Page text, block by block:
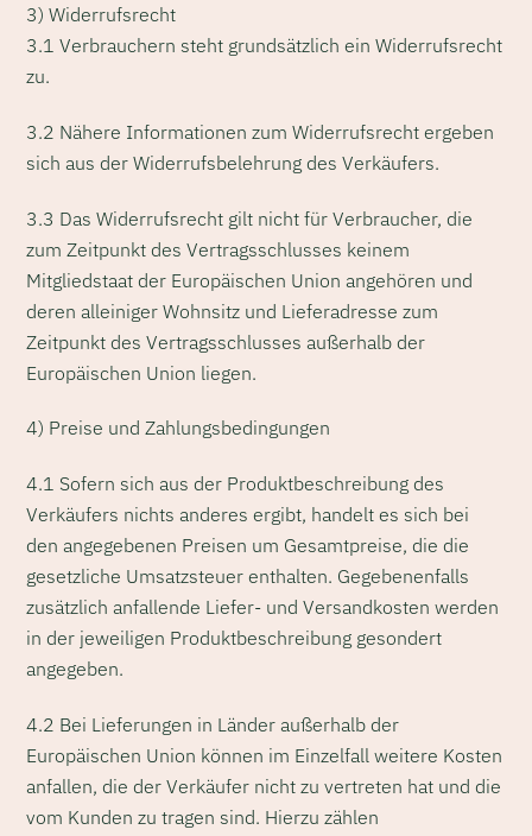
3) Widerrufsrecht
3.1 Verbrauchern steht grundsätzlich ein Widerrufsrecht
zu.
3.2 Nähere Informationen zum Widerrufsrecht ergeben
sich aus der Widerrufsbelehrung des Verkäufers.
3.3 Das Widerrufsrecht gilt nicht für Verbraucher, die
zum Zeitpunkt des Vertragsschlusses keinem
Mitgliedstaat der Europäischen Union angehören und
deren alleiniger Wohnsitz und Lieferadresse zum
Zeitpunkt des Vertragsschlusses außerhalb der
Europäischen Union liegen.
4) Preise und Zahlungsbedingungen
4.1 Sofern sich aus der Produktbeschreibung des
Verkäufers nichts anderes ergibt, handelt es sich bei
den angegebenen Preisen um Gesamtpreise, die die
gesetzliche Umsatzsteuer enthalten. Gegebenenfalls
zusätzlich anfallende Liefer- und Versandkosten werden
in der jeweiligen Produktbeschreibung gesondert
angegeben.
4.2 Bei Lieferungen in Länder außerhalb der
Europäischen Union können im Einzelfall weitere Kosten
anfallen, die der Verkäufer nicht zu vertreten hat und die
vom Kunden zu tragen sind. Hierzu zählen